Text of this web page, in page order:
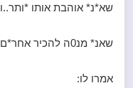
שא*נ* אוהבת אותו *ותר..ו2גלל זה ה0כמתי עליו לוותר!
שאנ* מנ0ה להכיר אחר*ם..ומשתדלת להתח*ל ח**ם חדש*ם!..
אמרו לו: